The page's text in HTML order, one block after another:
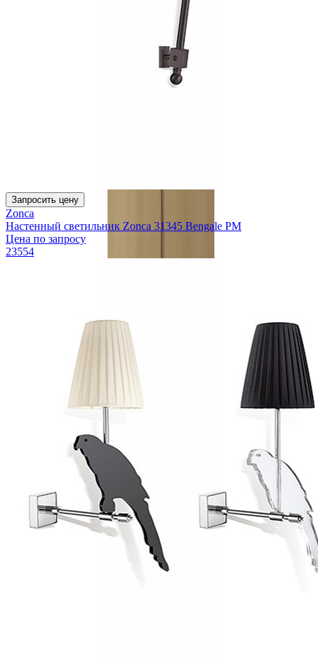
Запросить цену
Zonca
Настенный светильник Zonca 31345 Bengale PM
Цена по запросу
23554